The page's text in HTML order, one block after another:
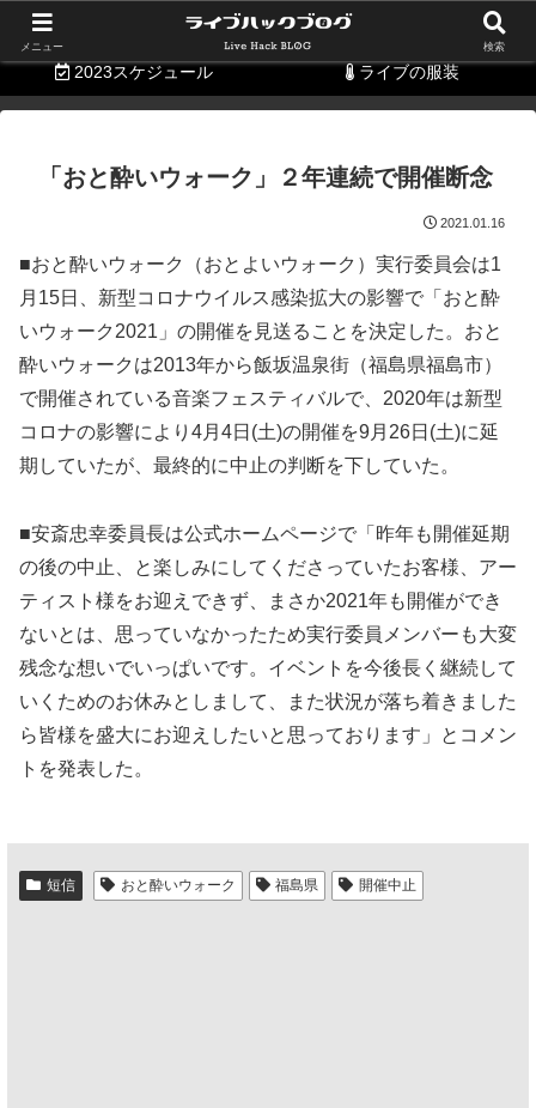
持ち物リスト
2023スケジュール ライブの服装
「おと酔いウォーク」２年連続で開催断念
2021.01.16
■おと酔いウォーク（おとよいウォーク）実行委員会は1
月15日、新型コロナウイルス感染拡大の影響で「おと酔
いウォーク2021」の開催を見送ることを決定した。おと
酔いウォークは2013年から飯坂温泉街（福島県福島市）
で開催されている音楽フェスティバルで、2020年は新型
コロナの影響により4月4日(土)の開催を9月26日(土)に延
期していたが、最終的に中止の判断を下していた。
■安斎忠幸委員長は公式ホームページで「昨年も開催延期
の後の中止、と楽しみにしてくださっていたお客様、アー
ティスト様をお迎えできず、まさか2021年も開催ができ
ないとは、思っていなかったため実行委員メンバーも大変
残念な想いでいっぱいです。イベントを今後長く継続して
いくためのお休みとしまして、また状況が落ち着きました
ら皆様を盛大にお迎えしたいと思っております」とコメン
トを発表した。
短信 おと酔いウォーク 福島県 開催中止
メニュー 検索